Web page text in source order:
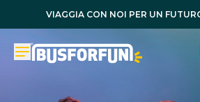
VIAGGIA CON NOI PER UN